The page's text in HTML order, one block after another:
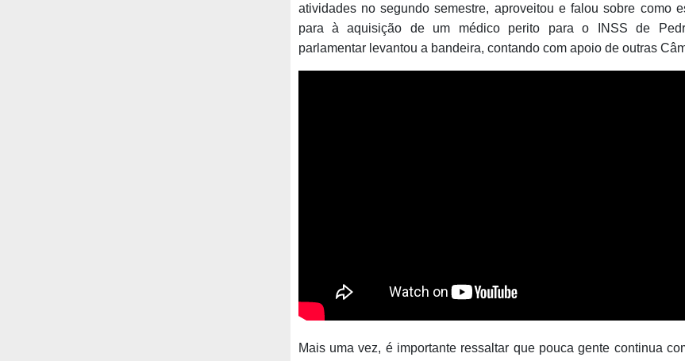
atividades no segundo semestre, aproveitou e falou sobre como
para à aquisição de um médico perito para o INSS de
parlamentar levantou a bandeira, contando com apoio de outras
Mais uma vez, é importante ressaltar que pouca gente continua